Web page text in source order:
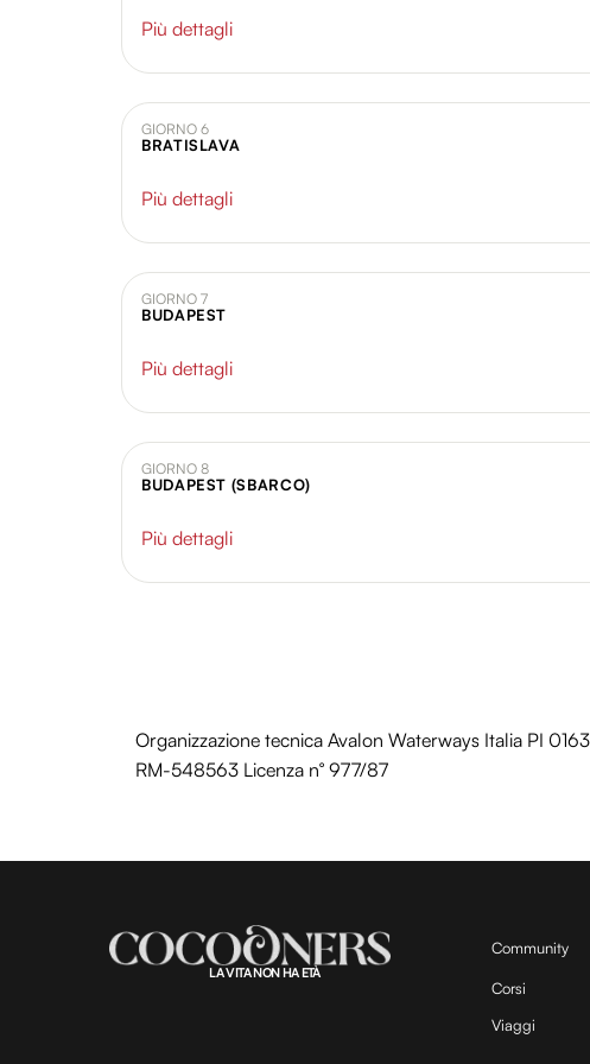
Più dettagli
GIORNO 6
BRATISLAVA
Più dettagli
GIORNO 7
BUDAPEST
Più dettagli
GIORNO 8
BUDAPEST (SBARCO)
Più dettagli
Organizzazione tecnica Avalon Waterways Italia PI
RM-548563 Licenza n° 977/87
LA VITA NON HA ETÀ
Community
Corsi
Viaggi